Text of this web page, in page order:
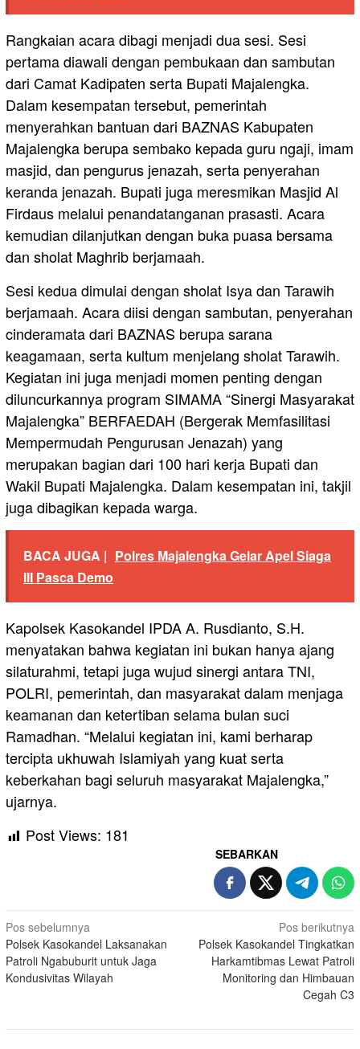
Rangkaian acara dibagi menjadi dua sesi. Sesi
pertama diawali dengan pembukaan dan sambutan
dari Camat Kadipaten serta Bupati Majalengka.
Dalam kesempatan tersebut, pemerintah
menyerahkan bantuan dari BAZNAS Kabupaten
Majalengka berupa sembako kepada guru ngaji, imam
masjid, dan pengurus jenazah, serta penyerahan
keranda jenazah. Bupati juga meresmikan Masjid Al
Firdaus melalui penandatanganan prasasti. Acara
kemudian dilanjutkan dengan buka puasa bersama
dan sholat Maghrib berjamaah.
Sesi kedua dimulai dengan sholat Isya dan Tarawih
berjamaah. Acara diisi dengan sambutan, penyerahan
cinderamata dari BAZNAS berupa sarana
keagamaan, serta kultum menjelang sholat Tarawih.
Kegiatan ini juga menjadi momen penting dengan
diluncurkannya program SIMAMA “Sinergi Masyarakat
Majalengka” BERFAEDAH (Bergerak Memfasilitasi
Mempermudah Pengurusan Jenazah) yang
merupakan bagian dari 100 hari kerja Bupati dan
Wakil Bupati Majalengka. Dalam kesempatan ini, takjil
juga dibagikan kepada warga.
BACA JUGA | Polres Majalengka Gelar Apel Siaga
III Pasca Demo
Kapolsek Kasokandel IPDA A. Rusdianto, S.H.
menyatakan bahwa kegiatan ini bukan hanya ajang
silaturahmi, tetapi juga wujud sinergi antara TNI,
POLRI, pemerintah, dan masyarakat dalam menjaga
keamanan dan ketertiban selama bulan suci
Ramadhan. “Melalui kegiatan ini, kami berharap
tercipta ukhuwah Islamiyah yang kuat serta
keberkahan bagi seluruh masyarakat Majalengka,”
ujarnya.
Post Views: 181
SEBARKAN
Navigasi
pos
Pos sebelumnya
Polsek Kasokandel Laksanakan
Patroli Ngabuburit untuk Jaga
Kondusivitas Wilayah
Pos berikutnya
Polsek Kasokandel Tingkatkan
Harkamtibmas Lewat Patroli
Monitoring dan Himbauan
Cegah C3